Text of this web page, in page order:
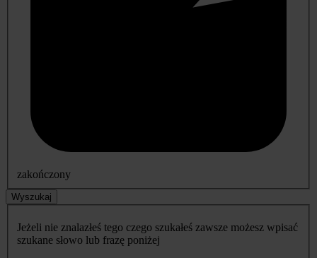
zakończony
Wyszukaj
Jeżeli nie znalazłeś tego czego szukałeś zawsze możesz wpisać
szukane słowo lub frazę poniżej